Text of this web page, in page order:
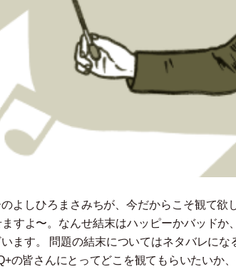
よしひろまさみちが、今だからこそ観て欲
すよ〜。なんせ結末はハッピーかバッド
ます。 問題の結末についてはネタバレに
の皆さんにとってどこを観てもらいたいか